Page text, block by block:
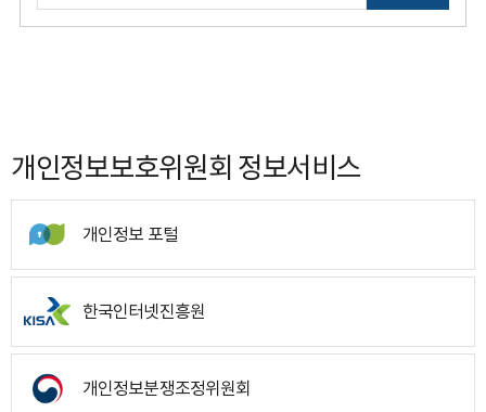
개인정보보호위원회 정보서비스
개인정보 포털
한국인터넷진흥원
개인정보분쟁조정위원회